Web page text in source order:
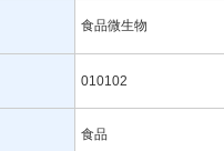
食品微生物
010102
食品